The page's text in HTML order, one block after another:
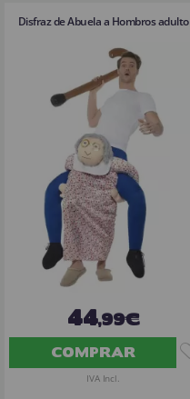
Disfraz de Abuela a Hombros adulto
44,99€
COMPRAR
IVA Incl.